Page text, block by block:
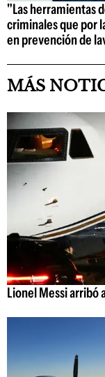
"Las herramientas
criminales que por
en prevención de
MÁS
Lionel Messi arribó